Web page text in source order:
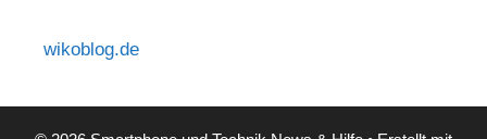
wikoblog.de